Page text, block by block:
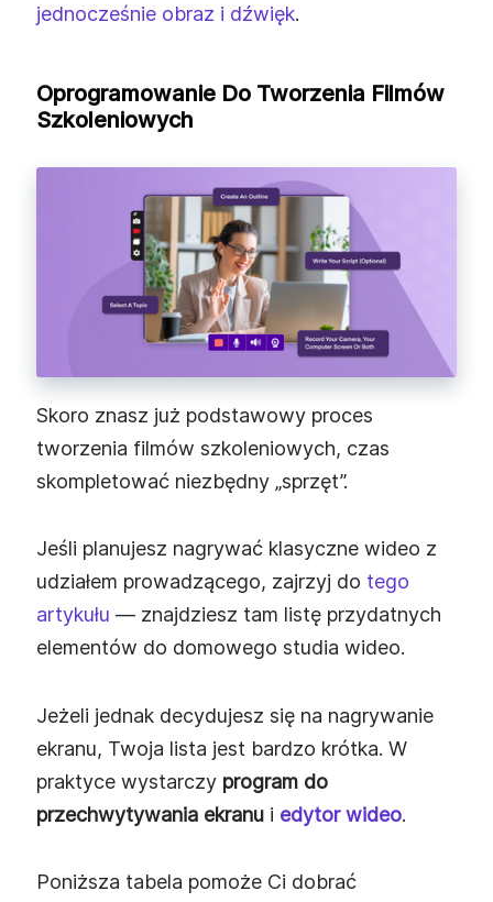
jednocześnie obraz i dźwięk.
Oprogramowanie Do Tworzenia Filmów
Szkoleniowych
Skoro znasz już podstawowy proces
tworzenia filmów szkoleniowych, czas
skompletować niezbędny „sprzęt”.
Jeśli planujesz nagrywać klasyczne wideo z
udziałem prowadzącego, zajrzyj do tego
artykułu — znajdziesz tam listę przydatnych
elementów do domowego studia wideo.
Jeżeli jednak decydujesz się na nagrywanie
ekranu, Twoja lista jest bardzo krótka. W
praktyce wystarczy program do
przechwytywania ekranu i edytor wideo.
Poniższa tabela pomoże Ci dobrać